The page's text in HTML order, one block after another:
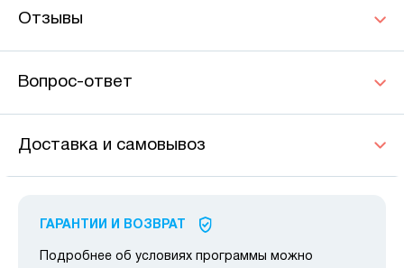
Отзывы
Вопрос-ответ
Доставка и самовывоз
ГАРАНТИИ И ВОЗВРАТ
Подробнее об условиях программы можно